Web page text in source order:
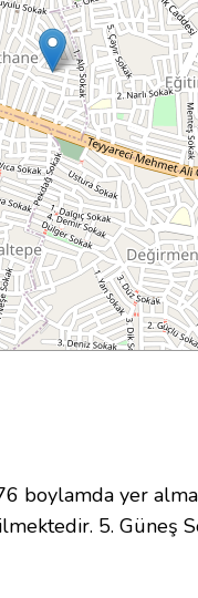
yer
5. Güneş